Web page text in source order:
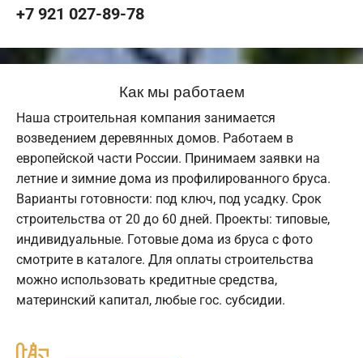
+7 921 027-89-78
Как мы работаем
Наша строительная компания занимается
возведением деревянных домов. Работаем в
европейской части России. Принимаем заявки на
летние и зимние дома из профилированного бруса.
Варианты готовности: под ключ, под усадку. Срок
строительства от 20 до 60 дней. Проекты: типовые,
индивидуальные. Готовые дома из бруса с фото
смотрите в каталоге. Для оплаты строительства
можно использовать кредитные средства,
материнский капитал, любые гос. субсидии.